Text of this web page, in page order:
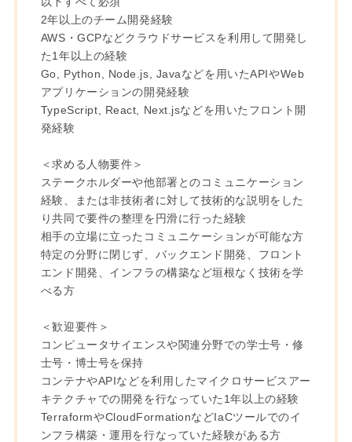
2年以上のチーム開発経験
AWS・GCPなどクラウドサービスを利用して開発し
た1年以上の経験
Go, Python, Node.js, Javaなどを用いたAPIやWeb
アプリケーションの開発経験
TypeScript, React, Next.jsなどを用いたフロント開
発経験
＜求める人物要件＞
ステークホルダーや他部署とのコミュニケーション
経験、または非技術者に対して技術的な説明をした
り共同で要件の整理を円滑に行った経験
相手の立場に立ったコミュニケーションが可能な方
特定の分野に閉じず、バックエンド開発、フロント
エンド開発、インフラの構築など垣根なく技術を学
べる方
＜歓迎要件＞
コンピュータサイエンスや関連分野での学士号・修
士号・博士号を保持
コンテナやAPIなどを利用したマイクロサービスアー
キテクチャでの開発を行なっていた1年以上の経験
TerraformやCloudFormationなどIaCツールでのイ
ンフラ構築・運用を行なっていた経験がある方